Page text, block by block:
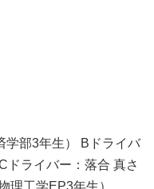
学部3年生） Bドライバ
ドライバー：落合 真さ
理工学EP3年生）